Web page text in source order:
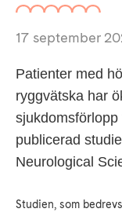
17 september
Patienter med
ryggvätska har
publicerad
Neurological
Studien, som